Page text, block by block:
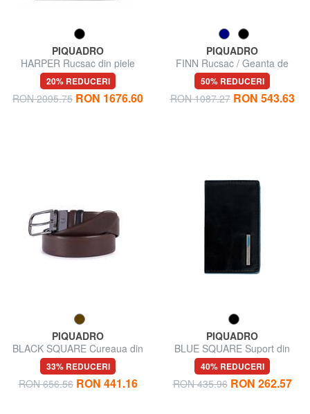
PIQUADRO
HARPER Rucsac din piele
pentru laptop de 15,6".
20% REDUCERI
RON 2095.75 RON 1676.60
PIQUADRO
FINN Rucsac / Geanta de
umar din piele
50% REDUCERI
RON 1087.27 RON 543.63
PIQUADRO
BLACK SQUARE Cureaua din
piele reversibila
33% REDUCERI
RON 656.56 RON 441.16
PIQUADRO
BLUE SQUARE Suport din
piele pentru cărți de vizită
40% REDUCERI
RON 435.96 RON 262.57